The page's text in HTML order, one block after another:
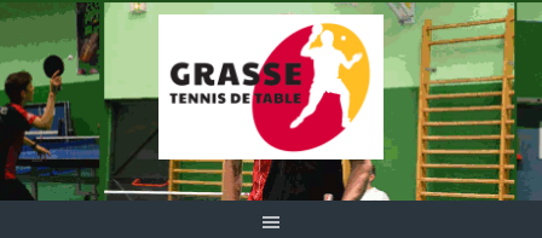
Aller
au
contenu